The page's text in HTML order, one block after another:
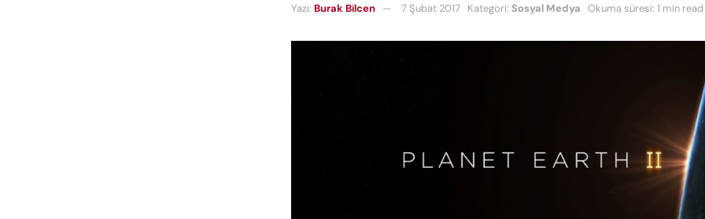
Yazı: Burak Bilcen 7 Şubat 2017 Kategori: Sosyal Medya Okuma süresi: 1 min read